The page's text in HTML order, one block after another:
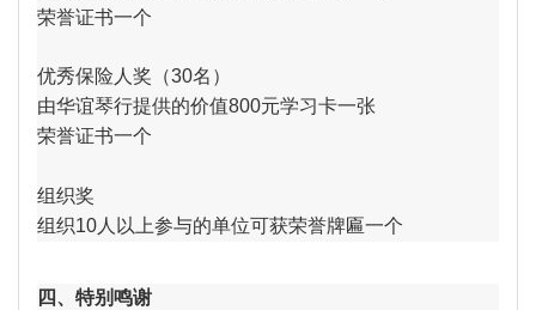
荣誉证书一个
优秀保险人奖（30名）
由华谊琴行提供的价值800元学习卡一张
荣誉证书一个
组织奖
组织10人以上参与的单位可获荣誉牌匾一个
四、特别鸣谢